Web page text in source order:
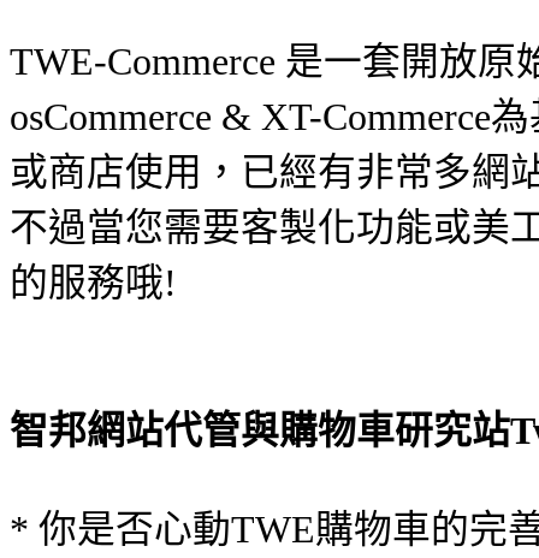
TWE-Commerce 是一套開放
osCommerce & XT-Commerce
或商店使用，已經有非常多網
不過當您需要客製化功能或美
的服務哦!
智邦網站代管與購物車研究站
* 你是否心動TWE購物車的完